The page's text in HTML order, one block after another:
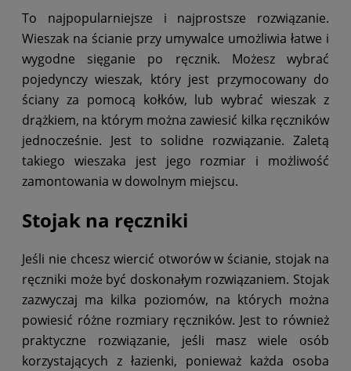
To najpopularniejsze i najprostsze rozwiązanie.
Wieszak na ścianie przy umywalce umożliwia łatwe i
wygodne sięganie po ręcznik. Możesz wybrać
pojedynczy wieszak, który jest przymocowany do
ściany za pomocą kołków, lub wybrać wieszak z
drążkiem, na którym można zawiesić kilka ręczników
jednocześnie. Jest to solidne rozwiązanie. Zaletą
takiego wieszaka jest jego rozmiar i możliwość
zamontowania w dowolnym miejscu.
Stojak na ręczniki
Jeśli nie chcesz wiercić otworów w ścianie, stojak na
ręczniki może być doskonałym rozwiązaniem. Stojak
zazwyczaj ma kilka poziomów, na których można
powiesić różne rozmiary ręczników. Jest to również
praktyczne rozwiązanie, jeśli masz wiele osób
korzystających z łazienki, ponieważ każda osoba